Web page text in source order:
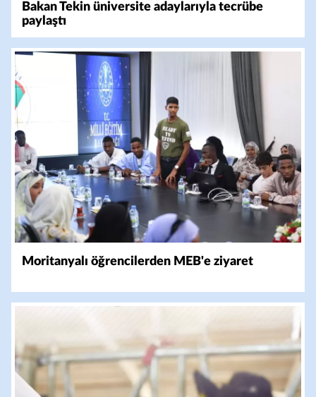
Bakan Tekin üniversite adaylarıyla tecrübe
paylaştı
Moritanyalı öğrencilerden MEB'e ziyaret